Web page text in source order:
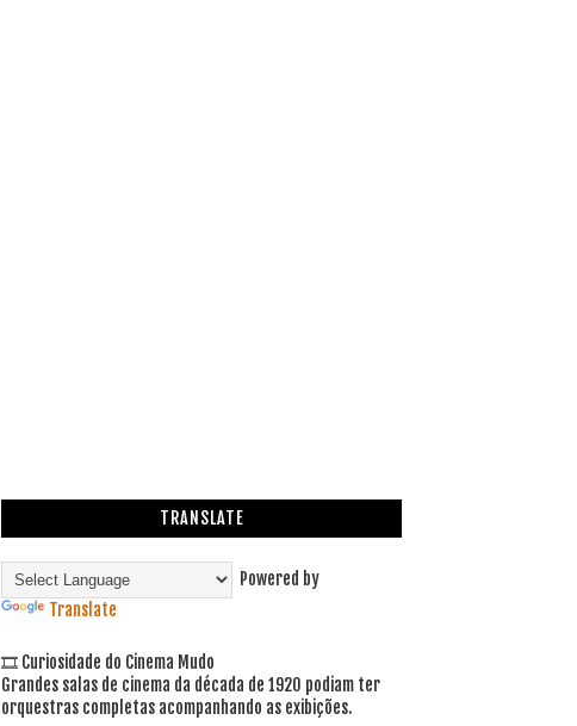
TRANSLATE
Powered by
Translate
🎞 Curiosidade do Cinema Mudo
Grandes salas de cinema da década de 1920 podiam ter
orquestras completas acompanhando as exibições.